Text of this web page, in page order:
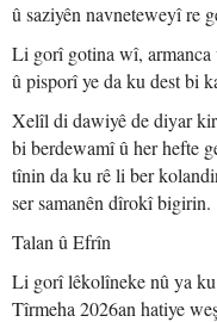
û saziyên navneteweyî re
Li gorî gotina wî,
û pisporî ye da ku dest bi
Xelîl di dawiyê de diyar
bi berdewamî û her hefte
tînin da ku rê li ber
ser samanên dîrokî bigirin.
Talan û Efrîn
Li gorî lêkolîneke nû ya
Tîrmeha 2026an hatiye